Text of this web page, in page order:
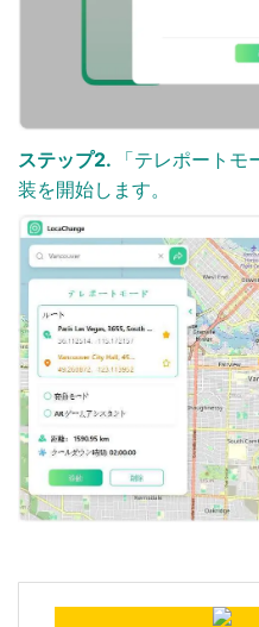
ステップ2.
「テレポート
装を開始します。